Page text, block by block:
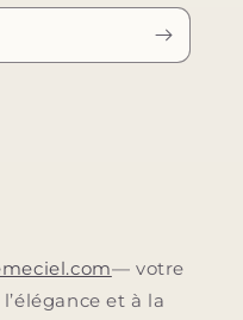
— votre
et à la